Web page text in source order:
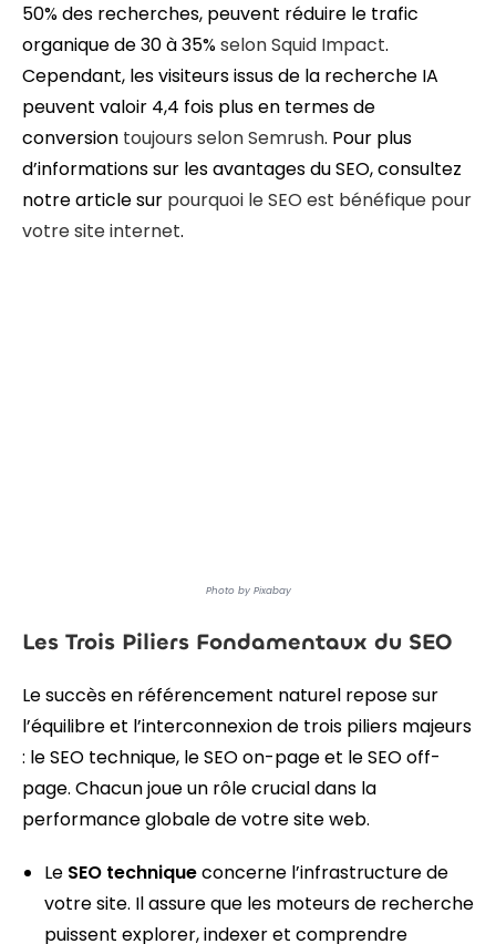
50% des recherches, peuvent réduire le trafic
organique de 30 à 35%selon Squid Impact.
Cependant, les visiteurs issus de la recherche IA
peuvent valoir 4,4 fois plus en termes de
conversion toujours selon Semrush. Pour plus
d’informations sur les avantages du SEO, consultez
notre article sur pourquoi le SEO est bénéfique pour
votre site internet.
Photo by Pixabay
Les Trois Piliers Fondamentaux du SEO
Le succès en référencement naturel repose sur
l’équilibre et l’interconnexion de trois piliers majeurs
: le SEO technique, le SEO on-page et le SEO off-
page. Chacun joue un rôle crucial dans la
performance globale de votre site web.
Le SEO techniqueconcerne l’infrastructure de
votre site. Il assure que les moteurs de recherche
puissent explorer, indexer et comprendre